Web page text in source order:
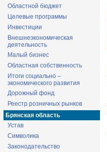
Областной бюджет
Целевые программы
Инвестиции
Внешнеэкономическая
деятельность
Малый бизнес
Областная собственность
Итоги социально –
экономического развития
Дорожный фонд
Реестр розничных рынков
Брянская область
Устав
Символика
Законодательство